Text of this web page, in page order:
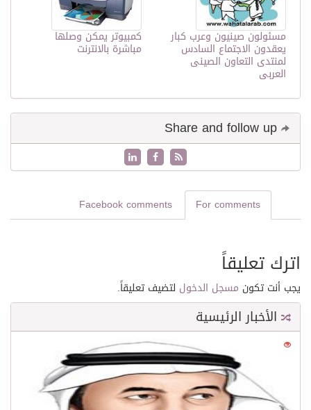
كمبيوتر يمكن وصلها
مباشرة بالانترنت
مسئولون صينيون وعرب كبار
يعقدون الاجتماع السادس
لمنتدى التعاون الصينى
العربى
For comments
Facebook comments
اترك تعليقاً
يجب أنت تكون مسجل الدخول لتضيف تعليقاً.
الأخبار الرئيسية
21572